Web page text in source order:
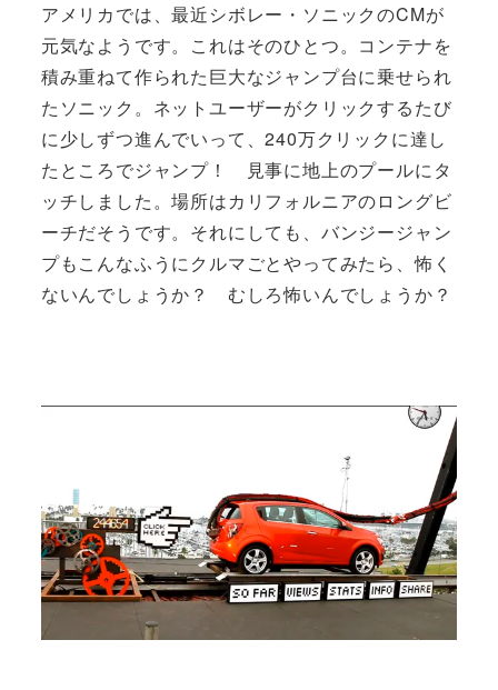
アメリカでは、最近シボレー・ソニックのCMが
元気なようです。これはそのひとつ。コンテナを
積み重ねて作られた巨大なジャンプ台に乗せられ
たソニック。ネットユーザーがクリックするたび
に少しずつ進んでいって、240万クリックに達し
たところでジャンプ！ 見事に地上のプールにタ
ッチしました。場所はカリフォルニアのロングビ
ーチだそうです。それにしても、バンジージャン
プもこんなふうにクルマごとやってみたら、怖く
ないんでしょうか？ むしろ怖いんでしょうか？